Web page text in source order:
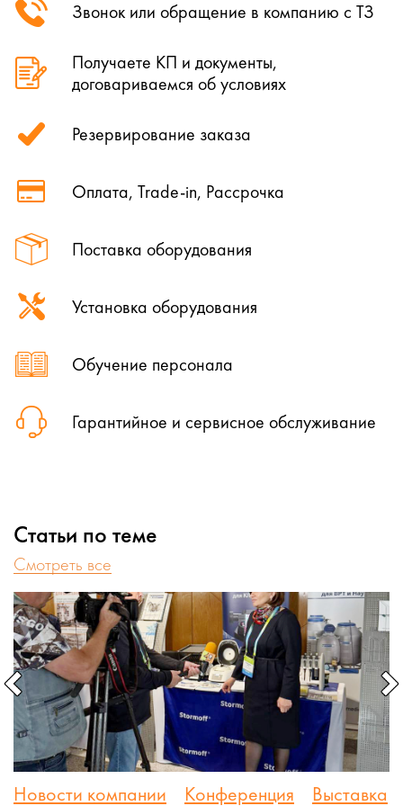
Звонок или обращение в компанию с ТЗ
Поставка оборудования
Получаете КП и документы,
договариваемся об условиях
Установка оборудования
Резервирование заказа
Обучение персонала
Оплата, Trade-in, Рассрочка
Гарантийное и сервисное обслуживание
Статьи по теме
Cмотреть все
Новости компании Конференция
Выставка